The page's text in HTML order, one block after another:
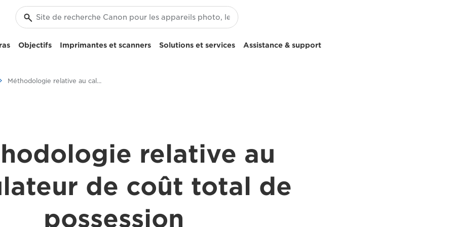
Objectifs Imprimantes et scanners Solutions et services Assistance & support
Méthodologie relative au calculateur de coût total de possession
relative au
de coût total de
possession